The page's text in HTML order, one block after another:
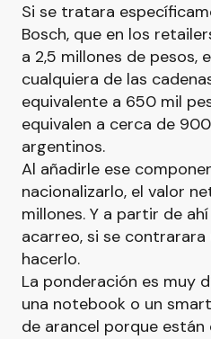
Si se tratara
Bosch, que en los
a 2,5 millones de pesos,
cualquiera de las
equivalente a 650 mil
equivalen a cerca de
argentinos.
Al añadirle ese
nacionalizarlo, el valor
millones. Y a partir de
acarreo, si se contrarara
hacerlo.
La ponderación es muy
una notebook o un
de arancel porque